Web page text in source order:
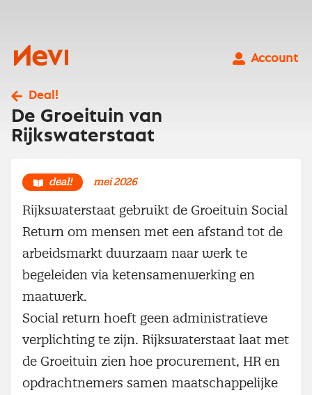
Nevi
Account
Deal!
De Groeituin van
Rijkswaterstaat
deal! mei 2026
Rijkswaterstaat gebruikt de Groeituin Social
Return om mensen met een afstand tot de
arbeidsmarkt duurzaam naar werk te
begeleiden via ketensamenwerking en
maatwerk.
Social return hoeft geen administratieve
verplichting te zijn. Rijkswaterstaat laat met
de Groeituin zien hoe procurement, HR en
opdrachtnemers samen maatschappelijke